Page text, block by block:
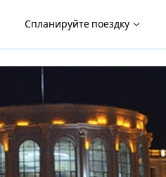
Спланируйте поездку